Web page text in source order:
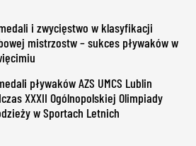
i zwycięstwo w klasyfikacji
mistrzostw – sukces pływaków w
pływaków AZS UMCS Lublin
XXXII Ogólnopolskiej Olimpiady
w Sportach Letnich